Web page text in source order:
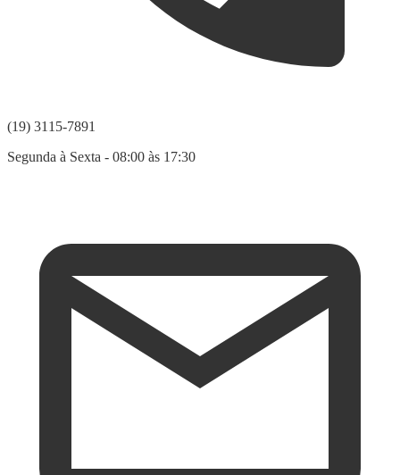
(19) 3115-7891
Segunda à Sexta - 08:00 às 17:30